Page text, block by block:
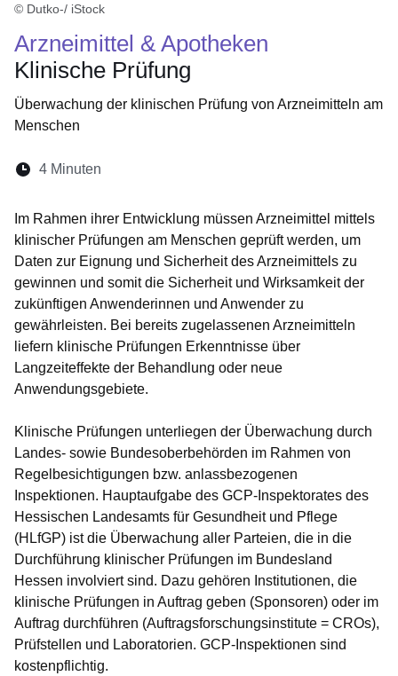
© Dutko-/ iStock
Arzneimittel & Apotheken
Klinische Prüfung
Überwachung der klinischen Prüfung von Arzneimitteln am
Menschen
Lesedauer:
4 Minuten
Im Rahmen ihrer Entwicklung müssen Arzneimittel mittels
klinischer Prüfungen am Menschen geprüft werden, um
Daten zur Eignung und Sicherheit des Arzneimittels zu
gewinnen und somit die Sicherheit und Wirksamkeit der
zukünftigen Anwenderinnen und Anwender zu
gewährleisten. Bei bereits zugelassenen Arzneimitteln
liefern klinische Prüfungen Erkenntnisse über
Langzeiteffekte der Behandlung oder neue
Anwendungsgebiete.
Klinische Prüfungen unterliegen der Überwachung durch
Landes- sowie Bundesoberbehörden im Rahmen von
Regelbesichtigungen bzw. anlassbezogenen
Inspektionen. Hauptaufgabe des GCP-Inspektorates des
Hessischen Landesamts für Gesundheit und Pflege
(HLfGP) ist die Überwachung aller Parteien, die in die
Durchführung klinischer Prüfungen im Bundesland
Hessen involviert sind. Dazu gehören Institutionen, die
klinische Prüfungen in Auftrag geben (Sponsoren) oder im
Auftrag durchführen (Auftragsforschungsinstitute = CROs),
Prüfstellen und Laboratorien. GCP-Inspektionen sind
kostenpflichtig.